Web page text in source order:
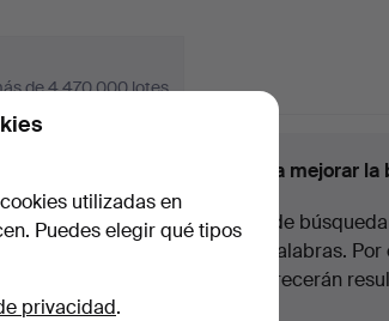
de 4 470 000 lotes
Consejos para mejorar
La función de
partes de palabras.
te aparecerán
utilizadas en
Puedes elegir qué tipos
privacidad.